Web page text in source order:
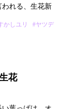
れる、生花新
かしユリ #ヤツデ
花